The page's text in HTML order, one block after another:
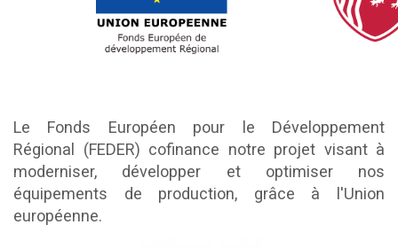
Le Fonds Européen pour le Développement
Régional (FEDER) cofinance notre projet visant à
moderniser, développer et optimiser nos
équipements de production, grâce à l'Union
européenne.